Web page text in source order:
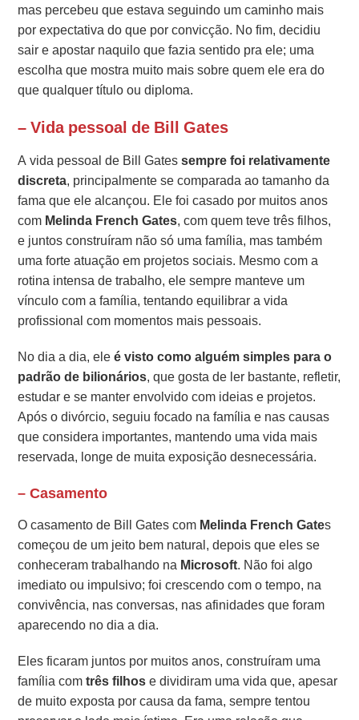
mas percebeu que estava seguindo um caminho mais
por expectativa do que por convicção. No fim, decidiu
sair e apostar naquilo que fazia sentido pra ele; uma
escolha que mostra muito mais sobre quem ele era do
que qualquer título ou diploma.
– Vida pessoal de Bill Gates
A vida pessoal de Bill Gatessempre foi relativamente
discreta, principalmente se comparada ao tamanho da
fama que ele alcançou. Ele foi casado por muitos anos
com Melinda French Gates, com quem teve três filhos,
e juntos construíram não só uma família, mas também
uma forte atuação em projetos sociais. Mesmo com a
rotina intensa de trabalho, ele sempre manteve um
vínculo com a família, tentando equilibrar a vida
profissional com momentos mais pessoais.
No dia a dia, eleé visto como alguém simples para o
padrão de bilionários, que gosta de ler bastante, refletir,
estudar e se manter envolvido com ideias e projetos.
Após o divórcio, seguiu focado na família e nas causas
que considera importantes, mantendo uma vida mais
reservada, longe de muita exposição desnecessária.
– Casamento
O casamento de Bill Gates com Melinda French Gates
começou de um jeito bem natural, depois que eles se
conheceram trabalhando na Microsoft. Não foi algo
imediato ou impulsivo; foi crescendo com o tempo, na
convivência, nas conversas, nas afinidades que foram
aparecendo no dia a dia.
Eles ficaram juntos por muitos anos, construíram uma
família comtrês filhose dividiram uma vida que, apesar
de muito exposta por causa da fama, sempre tentou